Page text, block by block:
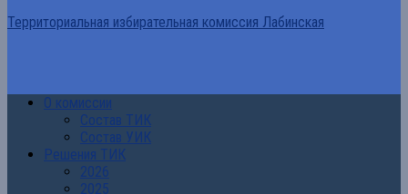
Территориальная избирательная комиссия Лабинская
О комиссии
Состав ТИК
Состав УИК
Решения ТИК
2026
2025